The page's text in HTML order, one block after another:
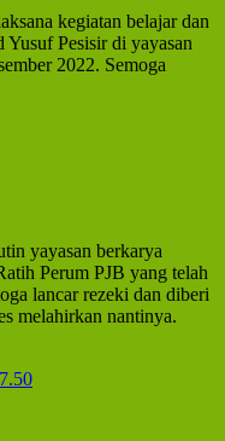
kegiatan belajar dan
Pesisir di yayasan
2022. Semoga
yayasan berkarya
Perum PJB yang telah
lancar rezeki dan diberi
melahirkan nantinya.